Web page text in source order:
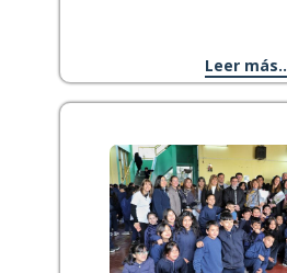
Leer más..